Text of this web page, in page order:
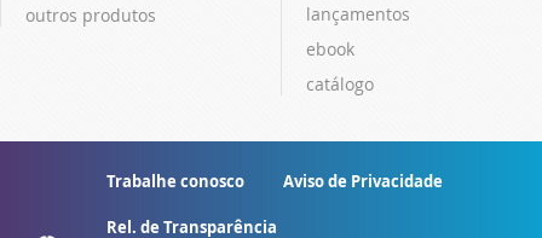
outros produtos
lançamentos
ebook
catálogo
Trabalhe conosco Aviso de Privacidade
Rel. de Transparência